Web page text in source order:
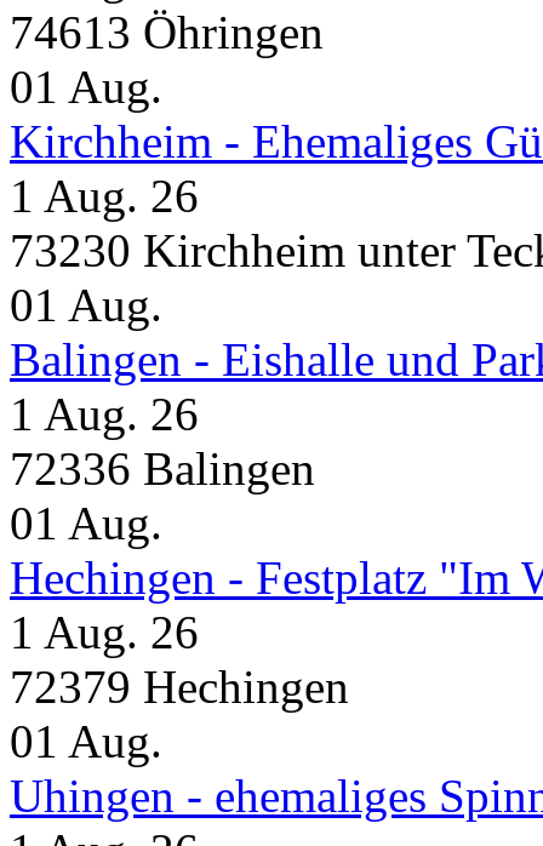
74613 Öhringen
01 Aug.
Kirchheim - Ehemaliges
1 Aug. 26
73230 Kirchheim unter
01 Aug.
Balingen - Eishalle und
1 Aug. 26
72336 Balingen
01 Aug.
Hechingen - Festplatz "Im
1 Aug. 26
72379 Hechingen
01 Aug.
Uhingen - ehemaliges